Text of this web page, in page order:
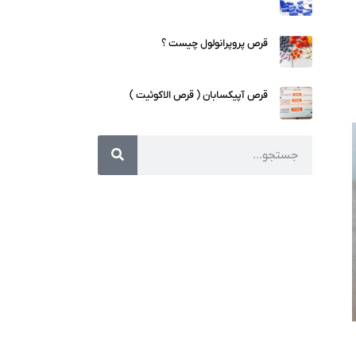
قرص پروپرانولول چیست ؟
قرص آپیکسابان ( قرص الاکوئیت )